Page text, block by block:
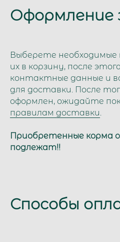
Оформление
Выберете
их в корзину, после
контактные данные и
для доставки. После
оформлен, ожидайте
правилам доставки.
Приобретенные корма
подлежат!!
Способы